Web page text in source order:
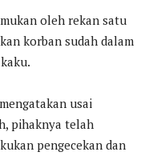
oleh rekan satu
korban sudah dalam
usai
pihaknya telah
pengecekan dan